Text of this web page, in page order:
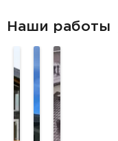
Наши работы